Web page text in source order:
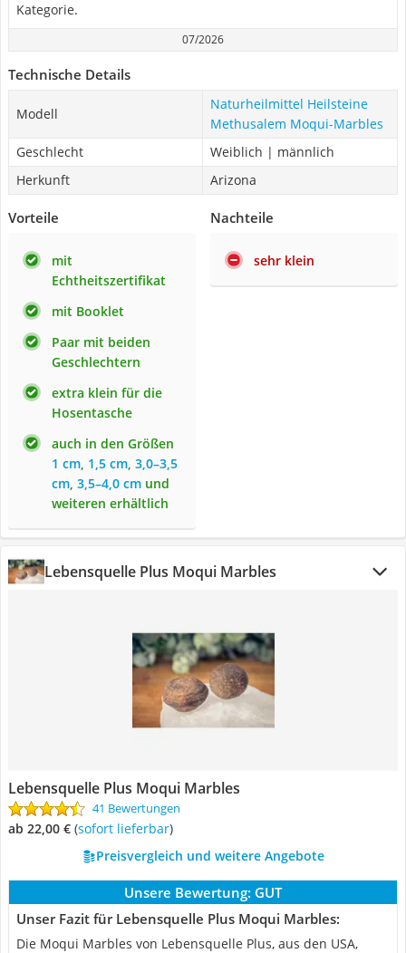
Kategorie.
07/2026
Technische Details
Modell
Naturheilmittel Heilsteine
Methusalem Moqui-Marbles
Geschlecht
Weiblich | männlich
Herkunft
Arizona
Vorteile
mit
Echtheitszertifikat
mit Booklet
Paar mit beiden
Geschlechtern
extra klein für die
Hosentasche
auch in den Größen
1 cm, 1,5 cm, 3,0–3,5
cm, 3,5–4,0 cm und
weiteren erhältlich
Nachteile
sehr klein
Lebensquelle Plus Moqui Marbles
Lebensquelle Plus Moqui Marbles
41 Bewertungen
ab 22,00 € ( Sofort lieferbar)
Preisvergleich und weitere Angebote
Unsere Bewertung: GUT
Unser Fazit für Lebensquelle Plus Moqui Marbles:
Die Moqui Marbles von Lebensquelle Plus, aus den USA,